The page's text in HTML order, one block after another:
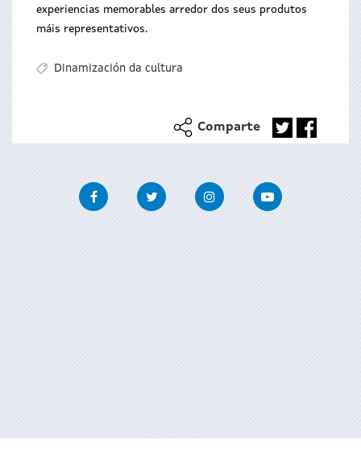
experiencias memorables arredor dos seus produtos
máis representativos.
Dinamización da cultura
Comparte
FacebookTwitter InstagramYoutube